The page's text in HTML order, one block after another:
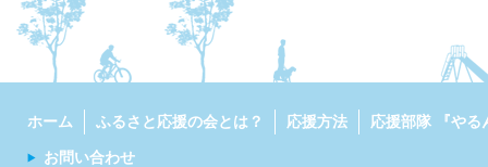
ホーム ふるさと応援の会とは？ 応援方法 応援部隊 『やる
お問い合わせ